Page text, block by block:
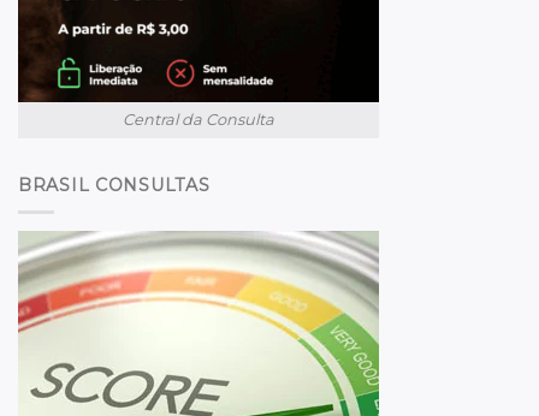
Central da Consulta
BRASIL CONSULTAS